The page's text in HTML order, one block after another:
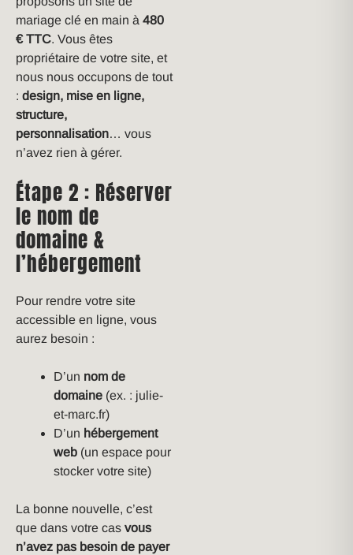
mariage clé en main à 480
€ TTC. Vous êtes
propriétaire de votre site, et
nous nous occupons de tout
: design, mise en ligne,
structure,
personnalisation… vous
n’avez rien à gérer.
Étape 2 : Réserver
le nom de
domaine &
l’hébergement
Pour rendre votre site
accessible en ligne, vous
aurez besoin :
D’un nom de
domaine (ex. : julie-
et-marc.fr)
D’un hébergement
web (un espace pour
stocker votre site)
La bonne nouvelle, c’est
que dans votre cas vous
n’avez pas besoin de payer